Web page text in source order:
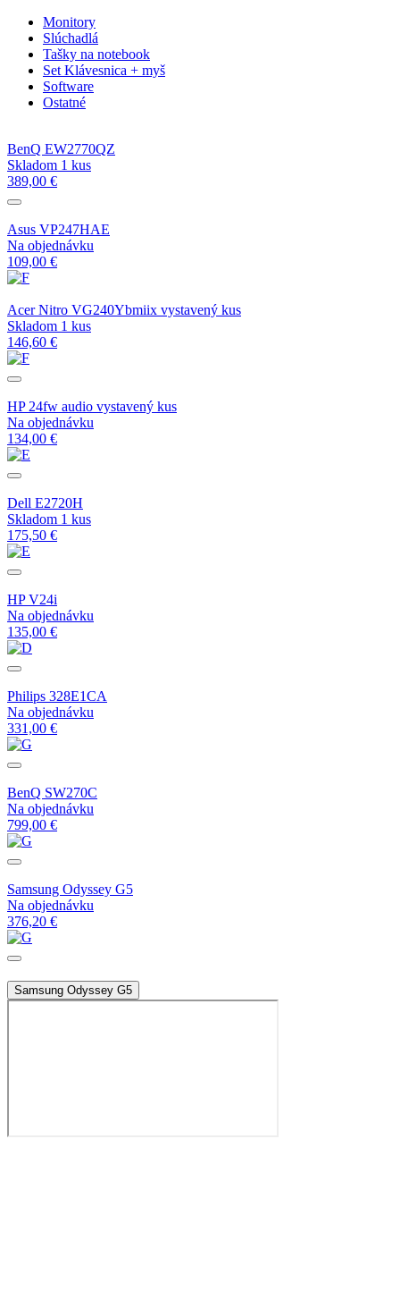
Monitory
Slúchadlá
Tašky na notebook
Set Klávesnica + myš
Software
Ostatné
BenQ EW2770QZ
Skladom 1 kus
389,00 €
Asus VP247HAE
Na objednávku
109,00 €
Acer Nitro VG240Ybmiix vystavený kus
Skladom 1 kus
146,60 €
HP 24fw audio vystavený kus
Na objednávku
134,00 €
Dell E2720H
Skladom 1 kus
175,50 €
HP V24i
Na objednávku
135,00 €
Philips 328E1CA
Na objednávku
331,00 €
BenQ SW270C
Na objednávku
799,00 €
Samsung Odyssey G5
Na objednávku
376,20 €
Samsung Odyssey G5